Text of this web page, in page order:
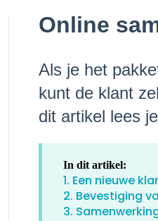
Online
Als je het
kunt de klant
dit artikel lees
In dit artikel:
1. Een nieuwe
2. Bevestiging
3.